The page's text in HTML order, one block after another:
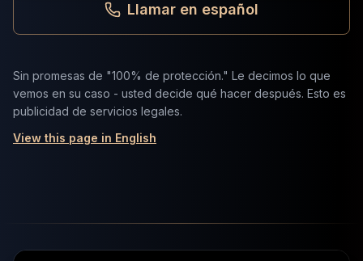
Llamar en español
Sin promesas de "100% de protección." Le decimos lo que
vemos en su caso - usted decide qué hacer después. Esto es
publicidad de servicios legales.
View this page in English